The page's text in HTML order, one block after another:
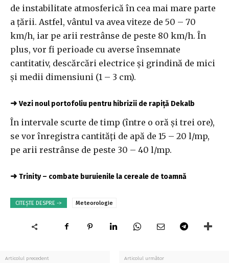
de instabilitate atmosferică în cea mai mare parte
a ţării. Astfel, vântul va avea viteze de 50 – 70
km/h, iar pe arii restrânse de peste 80 km/h. În
plus, vor fi perioade cu averse însemnate
cantitativ, descărcări electrice şi grindină de mici
şi medii dimensiuni (1 – 3 cm).
➜ Vezi noul portofoliu pentru hibrizii de rapiță Dekalb
În intervale scurte de timp (între o oră şi trei ore),
se vor înregistra cantităţi de apă de 15 – 20 l/mp,
pe arii restrânse de peste 30 – 40 l/mp.
➜ Trinity – combate buruienile la cereale de toamnă
CITEȘTE DESPRE -> Meteorologie
Articolul precedent Articolul următor